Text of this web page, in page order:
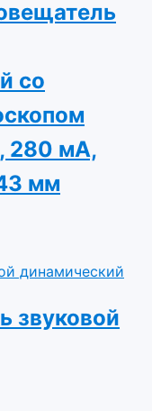
со
280 мА,
мм
звуковой